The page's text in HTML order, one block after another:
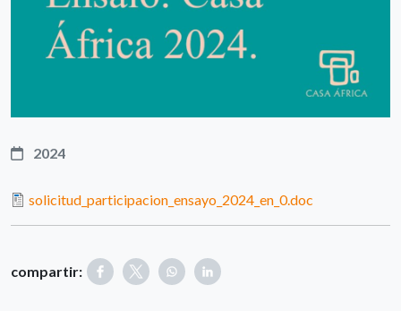
2024
solicitud_participacion_ensayo_2024_en_0.doc
compartir: